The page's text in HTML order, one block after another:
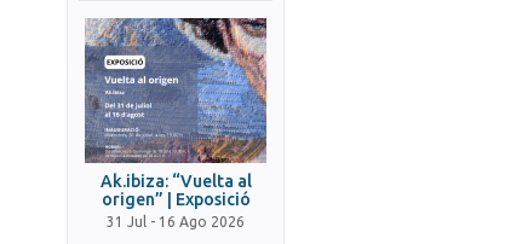
Ak.ibiza: “Vuelta al
origen” | Exposició
31 Jul - 16 Ago 2026